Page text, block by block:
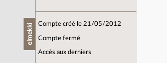
elmekki Compte créé le 21/05/2012
Compte fermé
Accès aux derniers